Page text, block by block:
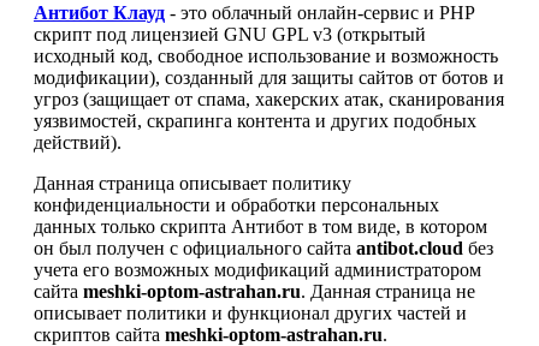
Антибот Клауд - это облачный онлайн-сервис и PHP
скрипт под лицензией GNU GPL v3 (открытый
исходный код, свободное использование и возможность
модификации), созданный для защиты сайтов от ботов и
угроз (защищает от спама, хакерских атак, сканирования
уязвимостей, скрапинга контента и других подобных
действий).
Данная страница описывает политику
конфиденциальности и обработки персональных
данных только скрипта Антибот в том виде, в котором
он был получен с официального сайта antibot.cloud без
учета его возможных модификаций администратором
сайта meshki-optom-astrahan.ru. Данная страница не
описывает политики и функционал других частей и
скриптов сайта meshki-optom-astrahan.ru.